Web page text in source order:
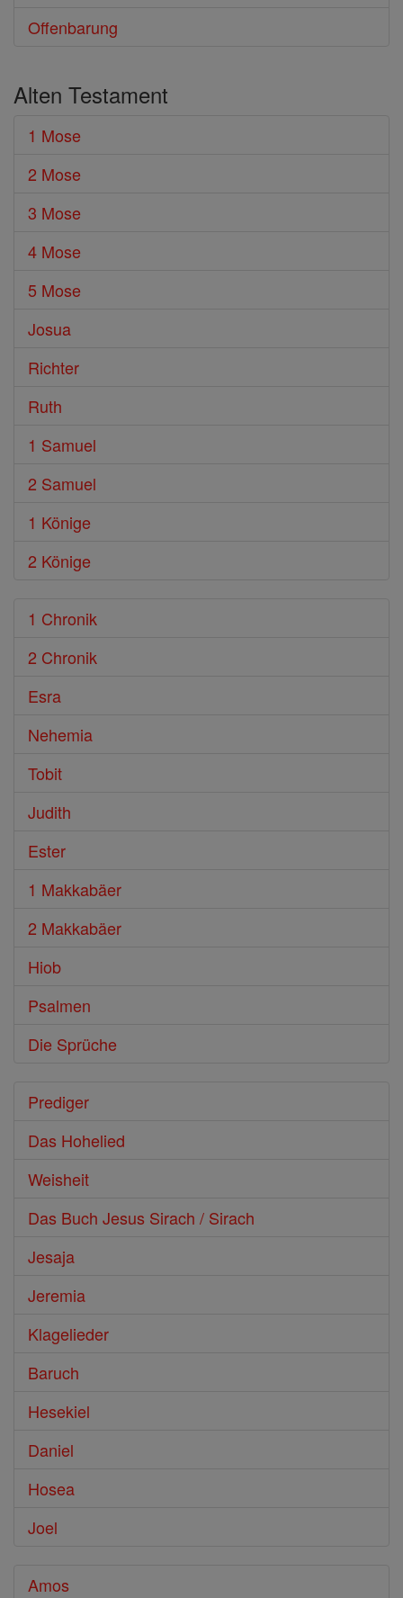
Offenbarung
Alten Testament
1 Mose
2 Mose
3 Mose
4 Mose
5 Mose
Josua
Richter
Ruth
1 Samuel
2 Samuel
1 Könige
2 Könige
1 Chronik
2 Chronik
Esra
Nehemia
Tobit
Judith
Ester
1 Makkabäer
2 Makkabäer
Hiob
Psalmen
Die Sprüche
Prediger
Das Hohelied
Weisheit
Das Buch Jesus Sirach / Sirach
Jesaja
Jeremia
Klagelieder
Baruch
Hesekiel
Daniel
Hosea
Joel
Amos